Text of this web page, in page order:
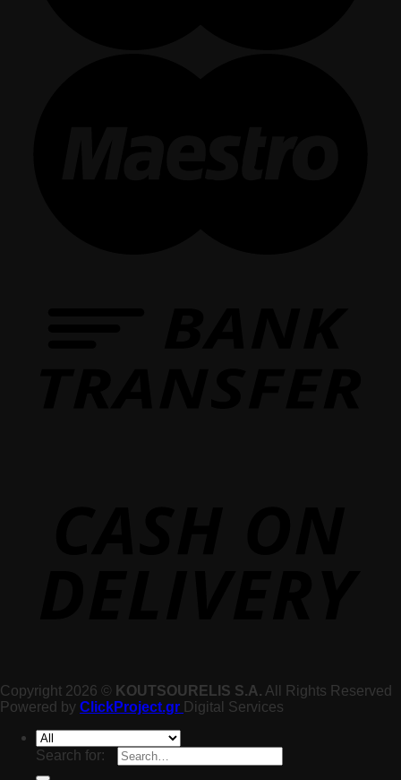
Copyright 2026 © KOUTSOURELIS S.A. All Rights Reserved
Powered by ClickProject.gr Digital Services
Search for: